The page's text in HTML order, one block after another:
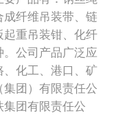
纤维吊装带、链
重吊装钳、化纤
公司产品广泛应
化工、港口、矿
团）有限责任公
团有限责任公